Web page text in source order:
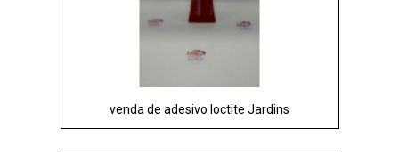
venda de adesivo loctite Jardins